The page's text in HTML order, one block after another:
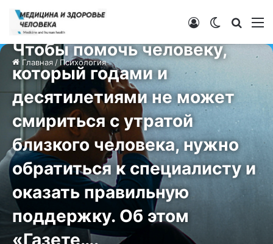
Switch skin
Войти
Главная/ Психология
Психология
Чтобы помочь человеку,
который годами и
десятилетиями не может
смириться с утратой
близкого человека, нужно
обратиться к специалисту и
оказать правильную
поддержку. Об этом